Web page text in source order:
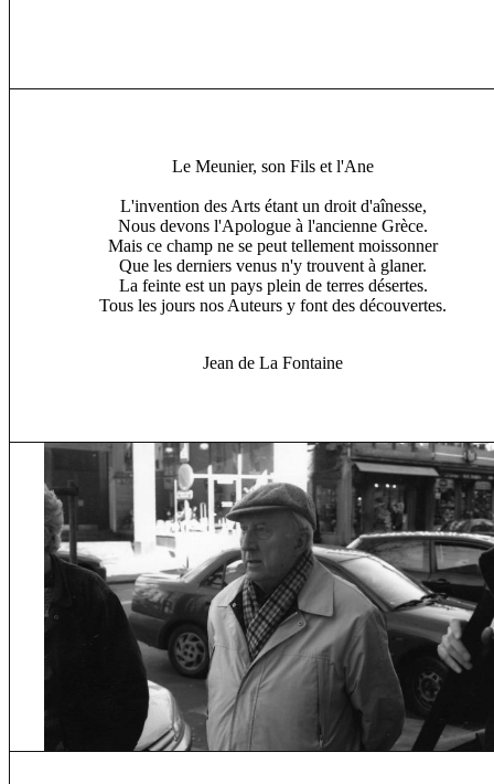
Le Meunier, son Fils et l'Ane
L'invention des Arts étant un droit d'aînesse,
Nous devons l'Apologue à l'ancienne Grèce.
Mais ce champ ne se peut tellement moissonner
Que les derniers venus n'y trouvent à glaner.
La feinte est un pays plein de terres désertes.
Tous les jours nos Auteurs y font des découvertes.
Jean de La Fontaine